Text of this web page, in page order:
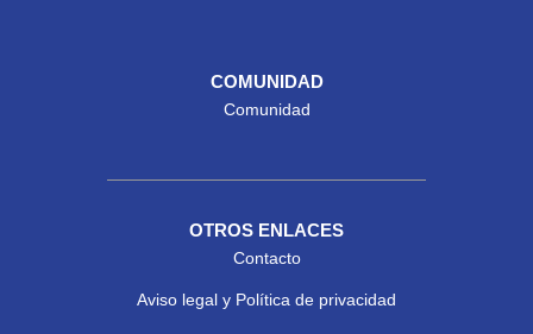
COMUNIDAD
Comunidad
OTROS ENLACES
Contacto
Aviso legal y Política de privacidad